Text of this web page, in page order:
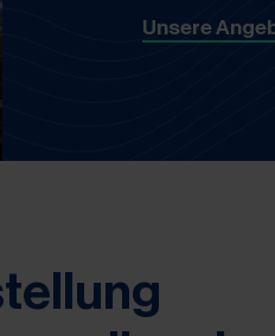
Unsere